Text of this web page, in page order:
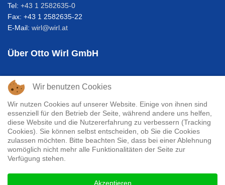
Tel: +43 1 2582635-0
Fax: +43 1 2582635-22
E-Mail: wirl@wirl.at
Über Otto Wirl GmbH
Die Wäscherei Wirl ist eine 1930 gegründetes
Familienunternehmen mit dem Schwerpunkt Textilreinigung. Der
Firmensitz ist in Wien 22, Percostraße 10. Unser Einzugsgebiet
liegt in Wien, Burgenland und Niederösterreich, da wir zu weite
Lieferwege im Sinne des Umweltschutzes vermeiden wollen.
© 2026 Otto Wirl GmbH | Gestaltet und betreut von
Wir benutzen Cookies
Wir nutzen Cookies auf unserer Website. Einige von ihnen sind
essenziell für den Betrieb der Seite, während andere uns helfen,
diese Website und die Nutzererfahrung zu verbessern (Tracking
Cookies). Sie können selbst entscheiden, ob Sie die Cookies
zulassen möchten. Bitte beachten Sie, dass bei einer Ablehnung
womöglich nicht mehr alle Funktionalitäten der Seite zur
Verfügung stehen.
Akzeptieren